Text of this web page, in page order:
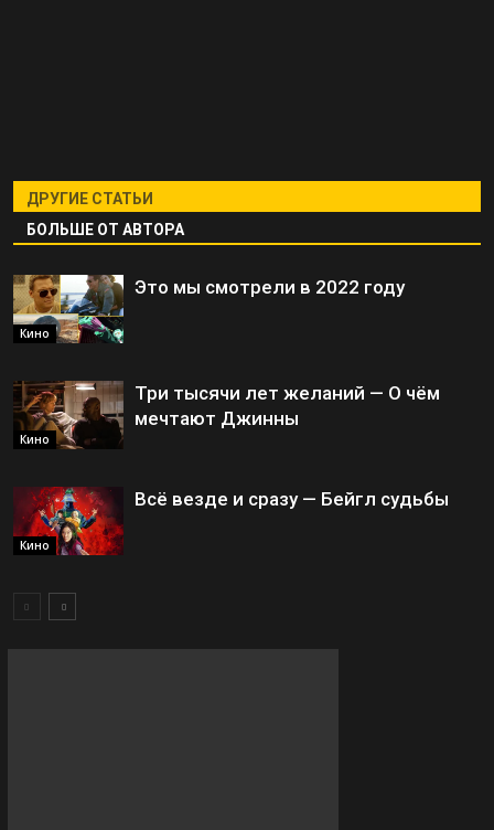
ДРУГИЕ СТАТЬИ
БОЛЬШЕ ОТ АВТОРА
Кино
Это мы смотрели в 2022 году
Кино
Три тысячи лет желаний — О чём
мечтают Джинны
Кино
Всё везде и сразу — Бейгл судьбы